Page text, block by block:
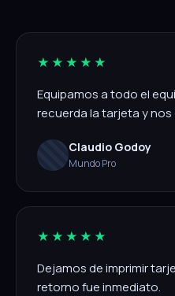
★★★★★
Equipamos a todo el
recuerda la tarjeta y
Claudio Godoy
Mundo Pro
★★★★★
Dejamos de imprimir
retorno fue inmediato.